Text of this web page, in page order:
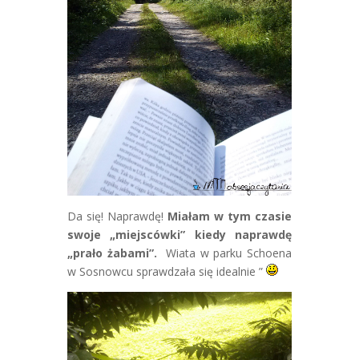
Da się! Naprawdę! Miałam w tym czasie
swoje „miejscówki” kiedy naprawdę
„prało żabami”. Wiata w parku Schoena
w Sosnowcu sprawdzała się idealnie ”